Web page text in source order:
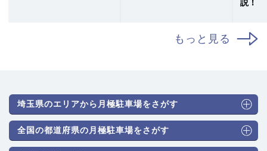
説！
もっと見る
埼玉県のエリアから月極駐車場をさがす
全国の都道府県の月極駐車場をさがす